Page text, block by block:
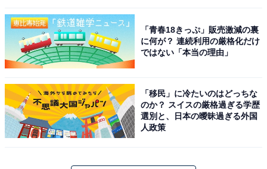
「青春18きっぷ」販売激減の裏
に何が？ 連続利用の厳格化だけ
ではない「本当の理由」
「移民」に冷たいのはどっちな
のか？ スイスの厳格過ぎる学歴
選別と、日本の曖昧過ぎる外国
人政策